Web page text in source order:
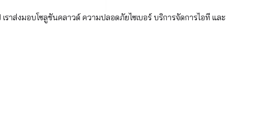
าส่งมอบโซลูชันคลาวด์ ความปลอดภัยไซเบอร์ บริการจัดการไอที และ